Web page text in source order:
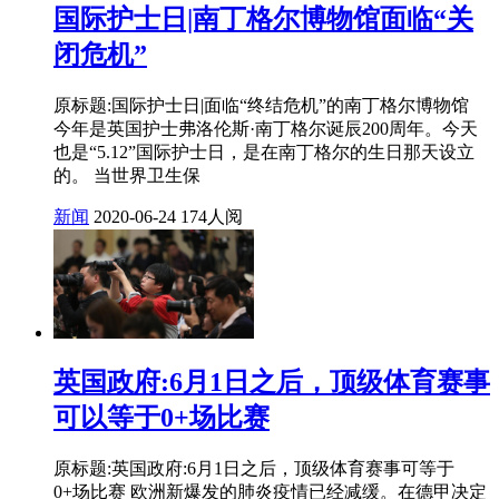
国际护士日|南丁格尔博物馆面临“关
闭危机”
原标题:国际护士日|面临“终结危机”的南丁格尔博物馆
今年是英国护士弗洛伦斯·南丁格尔诞辰200周年。今天
也是“5.12”国际护士日，是在南丁格尔的生日那天设立
的。 当世界卫生保
新闻 2020-06-24 174人阅
英国政府:6月1日之后，顶级体育赛事
可以等于0+场比赛
原标题:英国政府:6月1日之后，顶级体育赛事可等于
0+场比赛 欧洲新爆发的肺炎疫情已经减缓。在德甲决定